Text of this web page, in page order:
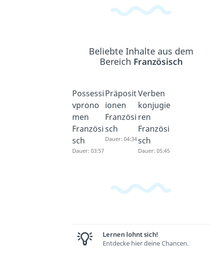
Beliebte Inhalte aus dem
Bereich Französisch
Possessi
vprono
men
Französi
sch
Dauer: 03:57
Präposit
ionen
Französi
sch
Dauer: 04:34
Verben
konjugie
ren
Französi
sch
Dauer: 05:45
Lernen lohnt sich!
Entdecke hier deine Chancen.